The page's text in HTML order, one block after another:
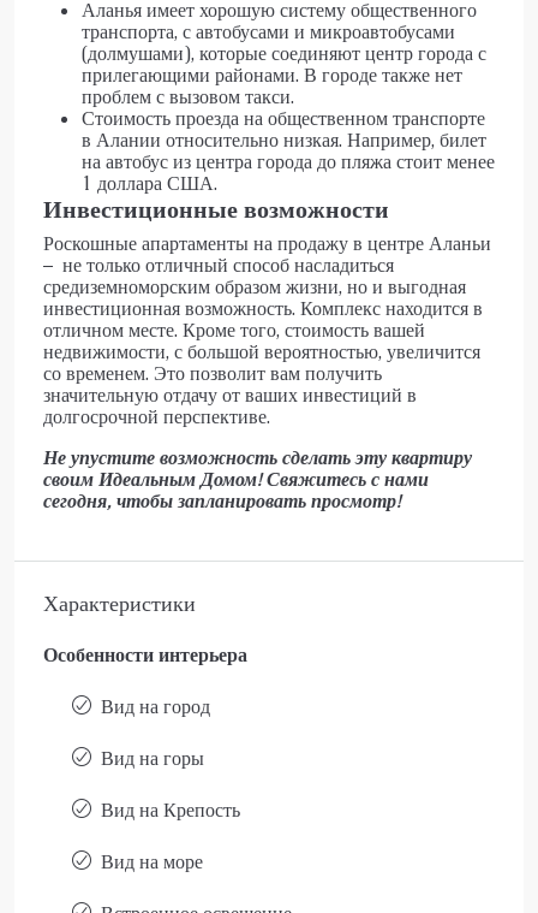
Аланья имеет хорошую систему общественного
транспорта, с автобусами и микроавтобусами
(долмушами), которые соединяют центр города с
прилегающими районами. В городе также нет
проблем с вызовом такси.
Стоимость проезда на общественном транспорте
в Алании относительно низкая. Например, билет
на автобус из центра города до пляжа стоит менее
1 доллара США.
Инвестиционные возможности
Роскошные апартаменты на продажу в центре Аланьи
– не только отличный способ насладиться
средиземноморским образом жизни, но и выгодная
инвестиционная возможность. Комплекс находится в
отличном месте. Кроме того, стоимость вашей
недвижимости, с большой вероятностью, увеличится
со временем. Это позволит вам получить
значительную отдачу от ваших инвестиций в
долгосрочной перспективе.
Не упустите возможность сделать эту квартиру
своим Идеальным Домом!Свяжитесь с нами
сегодня, чтобы запланировать просмотр!
Характеристики
Особенности интерьера
Вид на город
Вид на горы
Вид на Крепость
Вид на море